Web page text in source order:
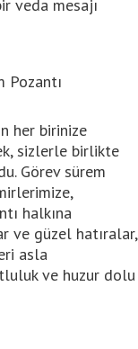
veda mesajı
Pozantı
her birinize
sizlerle birlikte
Görev sürem
halkına
ve güzel hatıralar,
asla
ve huzur dolu